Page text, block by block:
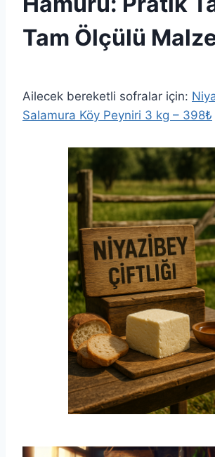
Tam Ölçülü
Ailecek bereketli sofralar için:
Salamura Köy Peyniri 3 kg – 398₺